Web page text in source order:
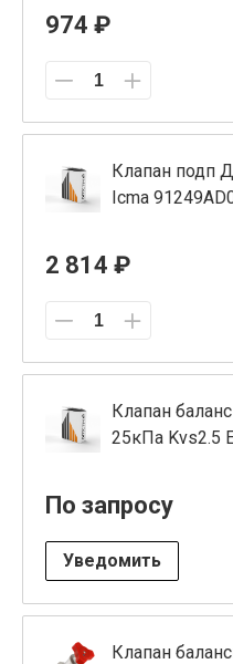
974 ₽
Клапан подп
Icma
2 814 ₽
Клапан
25кПа Kvs2.5
По запросу
Уведомить
Клапан